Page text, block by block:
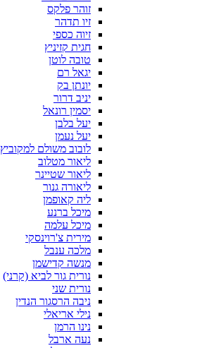
זוהר פלקס
זיו תדהר
זיוה כספי
חגית קזיניץ
טובה לוטן
יגאל רם
יונתן בק
יניב דרור
יסמין רונאל
יעל בלבן
יעל נעמן
לובוב משולם למקוביץ
ליאור מטלוב
ליאור שטיינר
ליאורה גנור
ליה קאופמן
מיכל ברנע
מיכל עלמה
מירית צ'רוינסקי
מלכה ענבל
מנשה קדישמן
נורית גור לביא (קרני)
נורית שני
ניבה הרסגור הנדין
נילי אריאלי
נינו הרמן
נעה ארבל